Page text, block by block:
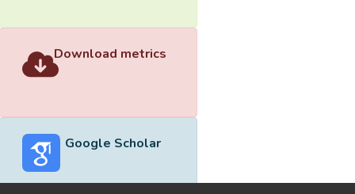
Download metrics
Google Scholar